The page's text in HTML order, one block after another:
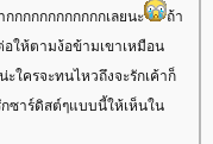
กกกกกกกกกกกเลยนะ
ถ้า
อให้ตามง้อข้ามเขาเหมือน
ะใครจะทนไหวถึงจะรักเค้าก็
ซาร์ดิสต์ๆแบบนี้ให้เห็นใน